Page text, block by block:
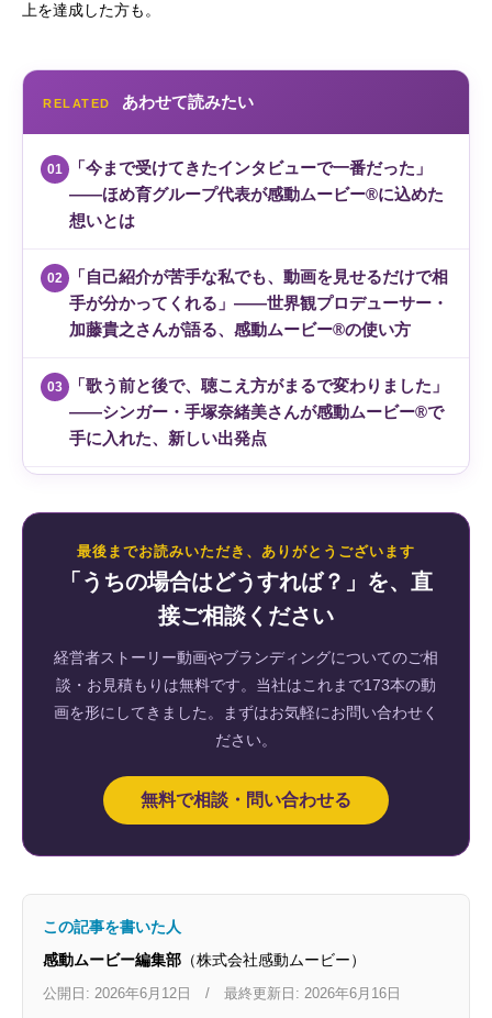
上を達成した方も。
RELATED あわせて読みたい
01
「今まで受けてきたインタビューで一番だった」
——ほめ育グループ代表が感動ムービー®に込めた
想いとは
02
「自己紹介が苦手な私でも、動画を見せるだけで相
手が分かってくれる」——世界観プロデューサー・
加藤貴之さんが語る、感動ムービー®の使い方
03
「歌う前と後で、聴こえ方がまるで変わりました」
——シンガー・手塚奈緒美さんが感動ムービー®で
手に入れた、新しい出発点
最後までお読みいただき、ありがとうございます
「うちの場合はどうすれば？」を、直
接ご相談ください
経営者ストーリー動画やブランディングについてのご相
談・お見積もりは無料です。当社はこれまで173本の動
画を形にしてきました。まずはお気軽にお問い合わせく
ださい。
無料で相談・問い合わせる
この記事を書いた人
感動ムービー編集部 （株式会社感動ムービー）
公開日: 2026年6月12日 / 最終更新日: 2026年6月16日